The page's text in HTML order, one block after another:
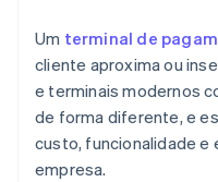
Um terminal de
cliente aproxima ou
e terminais modernos
de forma diferente, e
custo, funcionalidade e
empresa.